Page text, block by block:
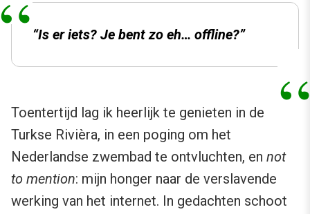
“Is er iets? Je bent zo eh… offline?”
Toentertijd lag ik heerlijk te genieten in de
Turkse Rivièra, in een poging om het
Nederlandse zwembad te ontvluchten, en not
to mention: mijn honger naar de verslavende
werking van het internet. In gedachten schoot